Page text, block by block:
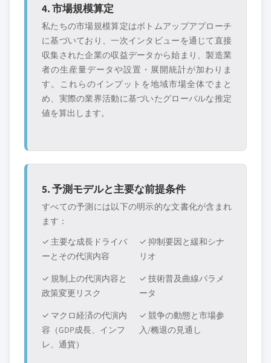
4. 市場規模算定
私たちの市場規模算定はボトムアップアプローチ
に基づいており、一次インタビューを通じて直接
収集された企業の収益データから始まり、製造業
者の生産量データや設置・展開統計が加わりま
す。これらのインプットを地域市場全体でまと
め、実際の業界活動に基づいたグローバルな推定
値を算出します。
5. 予測モデルと主要な前提条件
すべての予測には以下の明示的な文書化が含まれ
ます：
✓ 主要な成長ドライバ
ーとその代演内容
✓ 抑制要因と緩和シナ
リオ
✓ 規制上の代演内容と
政策変更リスク
✓ 技術普及曲線パラメ
ータ
✓ マクロ経済の代演内
容（GDP成長、インフ
レ、通貨）
✓ 競争の動態と市場参
入/椭退の見通し